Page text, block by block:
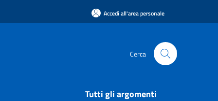
Accedi all'area personale
Cerca
Tutti gli argomenti